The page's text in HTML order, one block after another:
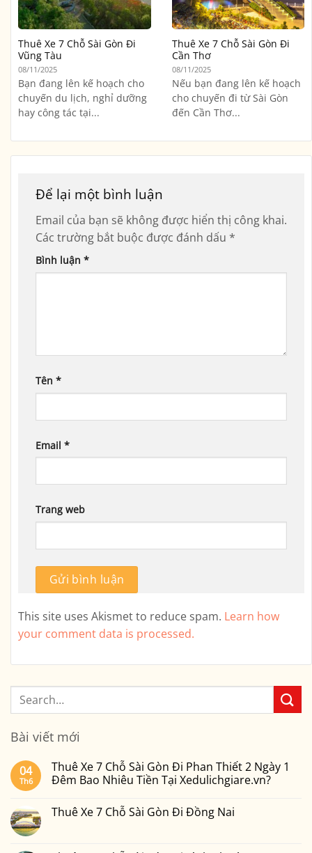
Thuê Xe 7 Chỗ Sài Gòn Đi
Vũng Tàu
08/11/2025
Bạn đang lên kế hoạch cho
chuyến du lịch, nghỉ dưỡng
hay công tác tại...
Thuê Xe 7 Chỗ Sài Gòn Đi
Cần Thơ
08/11/2025
Nếu bạn đang lên kế hoạch
cho chuyến đi từ Sài Gòn
đến Cần Thơ...
Để lại một bình luận
Email của bạn sẽ không được hiển thị công khai.
Các trường bắt buộc được đánh dấu *
Bình luận *
Tên *
Email *
Trang web
This site uses Akismet to reduce spam. Learn how
your comment data is processed.
Bài viết mới
04
Th6
Thuê Xe 7 Chỗ Sài Gòn Đi Phan Thiết 2 Ngày 1
Đêm Bao Nhiêu Tiền Tại Xedulichgiare.vn?
bình
Thuê Xe 7 Chỗ Sài Gòn Đi Đồng Nai